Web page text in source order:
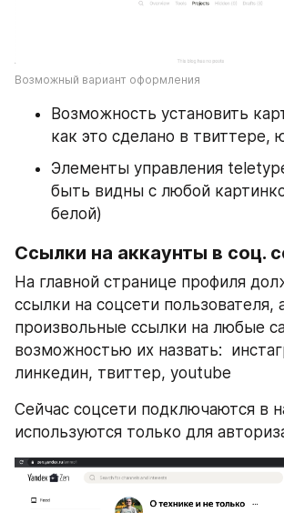
Возможный вариант оформления
Возможность установить
как это сделано в твиттере,
Элементы управления
быть видны с любой
белой)
Ссылки на аккаунты в соц.
На главной странице профиля
ссылки на соцсети пользователя,
произвольные ссылки на любые
возможностью их назвать:
линкедин, твиттер, youtube
Сейчас соцсети подключаются в
используются только для